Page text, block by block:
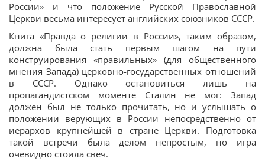
России» и что положение Русской Православной
Церкви весьма интересует английских союзников СССР.
Книга «Правда о религии в России», таким образом,
должна была стать первым шагом на пути
конструирования «правильных» (для общественного
мнения Запада) церковно-государственных отношений
в СССР. Однако остановиться лишь на
пропагандистском моменте Сталин не мог: Запад
должен был не только прочитать, но и услышать о
положении верующих в России непосредственно от
иерархов крупнейшей в стране Церкви. Подготовка
такой встречи была делом непростым, но игра
очевидно стоила свеч.